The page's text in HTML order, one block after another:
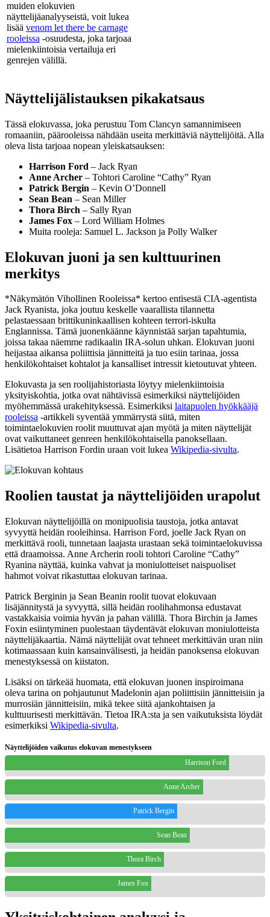
muiden elokuvien
näyttelijäanalyyseistä, voit lukea
lisää venom let there be carnage
rooleissa -osuudesta, joka tarjoaa
mielenkiintoisia vertailuja eri
genrejen välillä.
Näyttelijälistauksen pikakatsaus
Tässä elokuvassa, joka perustuu Tom Clancyn samannimiseen
romaaniin, päärooleissa nähdään useita merkittäviä näyttelijöitä. Alla
oleva lista tarjoaa nopean yleiskatsauksen:
Harrison Ford – Jack Ryan
Anne Archer – Tohtori Caroline “Cathy” Ryan
Patrick Bergin – Kevin O’Donnell
Sean Bean – Sean Miller
Thora Birch – Sally Ryan
James Fox – Lord William Holmes
Muita rooleja: Samuel L. Jackson ja Polly Walker
Elokuvan juoni ja sen kulttuurinen
merkitys
*Näkymätön Vihollinen Rooleissa* kertoo entisestä CIA-agentista
Jack Ryanista, joka joutuu keskelle vaarallista tilannetta
pelastaessaan brittikuninkaallisen kohteen terrori-iskulta
Englannissa. Tämä juonenkäänne käynnistää sarjan tapahtumia,
joissa takaa näemme radikaalin IRA-solun uhkan. Elokuvan juoni
heijastaa aikansa poliittisia jännitteitä ja tuo esiin tarinaa, jossa
henkilökohtaiset kohtalot ja kansalliset intressit kietoutuvat yhteen.
Elokuvasta ja sen roolijahistoriasta löytyy mielenkiintoisia
yksityiskohtia, jotka ovat nähtävissä esimerkiksi näyttelijöiden
myöhemmässä urakehityksessä. Esimerkiksi laitapuolen hyökkääjä
rooleissa -artikkeli syventää ymmärrystä siitä, miten
toimintaelokuvien roolit muuttuvat ajan myötä ja miten näyttelijät
ovat vaikuttaneet genreen henkilökohtaisella panoksellaan.
Lisätietoa Harrison Fordin uraan voit lukea Wikipedia-sivulta.
Roolien taustat ja näyttelijöiden urapolut
Elokuvan näyttelijöillä on monipuolisia taustoja, jotka antavat
syvyyttä heidän rooleihinsa. Harrison Ford, joelle Jack Ryan on
merkittävä rooli, tunnetaan laajasta urastaan sekä toimintaelokuvissa
että draamoissa. Anne Archerin rooli tohtori Caroline “Cathy”
Ryanina näyttää, kuinka vahvat ja moniulotteiset naispuoliset
hahmot voivat rikastuttaa elokuvan tarinaa.
Patrick Berginin ja Sean Beanin roolit tuovat elokuvaan
lisäjännitystä ja syvyyttä, sillä heidän roolihahmonsa edustavat
vastakkaisia voimia hyvän ja pahan välillä. Thora Birchin ja James
Foxin esiintyminen puolestaan täydentävät elokuvan moniulotteista
näyttelijäkaartia. Nämä näyttelijät ovat tehneet merkittävän uran niin
kotimaassaan kuin kansainvälisesti, ja heidän panoksensa elokuvan
menestyksessä on kiistaton.
Lisäksi on tärkeää huomata, että elokuvan juonen inspiroimana
oleva tarina on pohjautunut Madelonin ajan poliittisiin jännitteisiin ja
murrosiän jännitteisiin, mikä tekee siitä ajankohtaisen ja
kulttuurisesti merkittävän. Tietoa IRA:sta ja sen vaikutuksista löydät
esimerkiksi Wikipedia-sivulta.
Näyttelijöiden vaikutus elokuvan menestykseen
Harrison Ford
Anne Archer
Patrick Bergin
Sean Bean
Thora Birch
James Fox